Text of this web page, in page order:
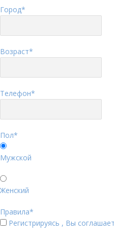
Город*
Возраст*
Телефон*
Пол*
Мужской
Женский
Правила*
Регистрируясь , Вы